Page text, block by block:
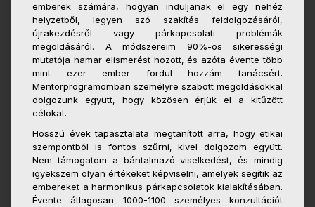
emberek számára, hogyan induljanak el egy nehéz
helyzetből, legyen szó szakítás feldolgozásáról,
újrakezdésről vagy párkapcsolati problémák
megoldásáról. A módszereim 90%-os sikerességi
mutatója hamar elismerést hozott, és azóta évente több
mint ezer ember fordul hozzám tanácsért.
Mentorprogramomban személyre szabott megoldásokkal
dolgozunk együtt, hogy közösen érjük el a kitűzött
célokat.
Hosszú évek tapasztalata megtanított arra, hogy etikai
szempontból is fontos szűrni, kivel dolgozom együtt.
Nem támogatom a bántalmazó viselkedést, és mindig
igyekszem olyan értékeket képviselni, amelyek segítik az
embereket a harmonikus párkapcsolatok kialakításában.
Évente átlagosan 1000-1100 személyes konzultációt